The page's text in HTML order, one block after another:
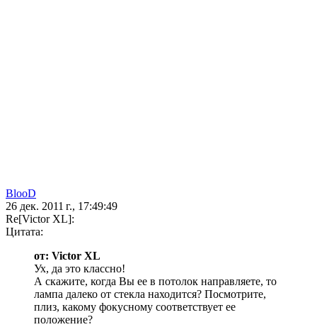
BlooD
26 дек. 2011 г., 17:49:49
Re[Victor XL]:
Цитата:
от: Victor XL
Ух, да это классно!
А скажите, когда Вы ее в потолок направляете, то
лампа далеко от стекла находится? Посмотрите,
плиз, какому фокусному соответствует ее
положение?